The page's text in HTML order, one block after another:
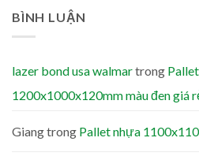
BÌNH LUẬN
lazer bond usa walmartrong
1200x1000x120mm màu đen giá
Giangtrong Pallet nhựa